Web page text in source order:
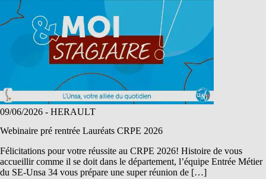
09/06/2026 - HERAULT
Webinaire pré rentrée Lauréats CRPE 2026
Félicitations pour votre réussite au CRPE 2026! Histoire de vous
accueillir comme il se doit dans le département, l’équipe Entrée Métier
du SE-Unsa 34 vous prépare une super réunion de […]